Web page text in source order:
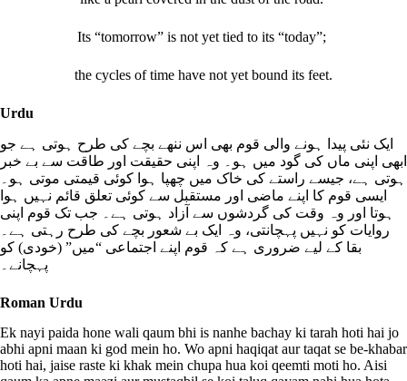
Its “tomorrow” is not yet tied to its “today”;
the cycles of time have not yet bound its feet.
Urdu
ایک نئی پیدا ہونے والی قوم بھی اس ننھے بچے کی طرح ہوتی ہے جو
ابھی اپنی ماں کی گود میں ہو۔ وہ اپنی حقیقت اور طاقت سے بے خبر
ہوتی ہے، جیسے راستے کی خاک میں چھپا ہوا کوئی قیمتی موتی ہو۔
ایسی قوم کا اپنے ماضی اور مستقبل سے کوئی تعلق قائم نہیں ہوا
ہوتا اور وہ وقت کی گردشوں سے آزاد ہوتی ہے۔ جب تک قوم اپنی
روایات کو نہیں پہچانتی، وہ ایک بے شعور بچے کی طرح رہتی ہے۔
بقا کے لیے ضروری ہے کہ قوم اپنے اجتماعی “میں” (خودی) کو
پہچانے۔
Roman Urdu
Ek nayi paida hone wali qaum bhi is nanhe bachay ki tarah hoti hai jo
abhi apni maan ki god mein ho. Wo apni haqiqat aur taqat se be-khabar
hoti hai, jaise raste ki khak mein chupa hua koi qeemti moti ho. Aisi